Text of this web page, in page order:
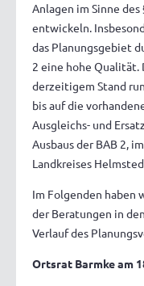
Anlagen im Sinne
entwickeln.
das Planungsgebiet
2 eine hohe Qualität.
derzeitigem Stand
bis auf die
Ausgleichs- und
Ausbaus der BAB 2,
Landkreises
Im Folgenden haben
der Beratungen in
Verlauf des
Ortsrat Barmke am